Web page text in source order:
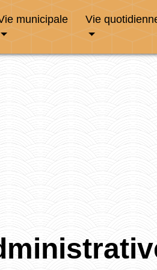
municipale Vie